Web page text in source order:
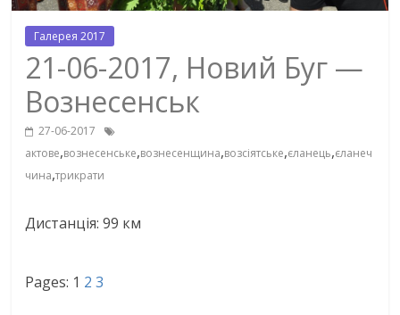
Галерея 2017
21-06-2017, Новий Буг —
Вознесенськ
27-06-2017
актове,вознесенське,вознесенщина,возсіятське,єланець,єланеч
чина,трикрати
Дистанція: 99 км
Pages: 1 2 3